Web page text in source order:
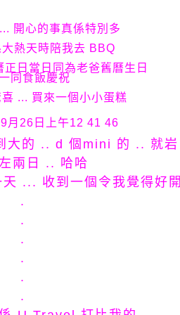
開心的事真係特別多
熱天時陪我去 BBQ
日當日同為老爸舊曆生日
同食飯慶祝
... 買來一個小小蛋糕
大的 .. d 個mini 的 .. 就岩
兩日 .. 哈哈
... 收到一個令我覺得好
.
.
.
.
.
.